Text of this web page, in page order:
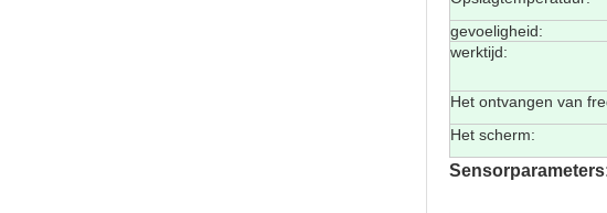
gevoeligheid:
werktijd:
Het ontvangen van
Het scherm: